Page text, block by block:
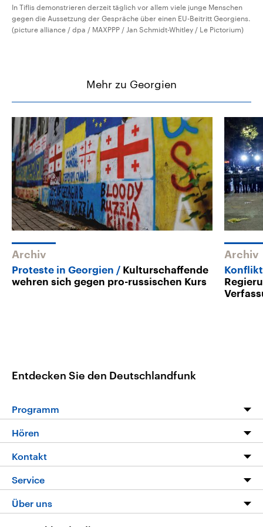
In Tiflis demonstrieren derzeit täglich vor allem viele junge Menschen
gegen die Aussetzung der Gespräche über einen EU-Beitritt Georgiens.
(picture alliance / dpa / MAXPPP / Jan Schmidt-Whitley / Le Pictorium)
Mehr zu Georgien
Archiv
Proteste in Georgien
Kulturschaffende
wehren sich gegen pro-russischen Kurs
Archiv
Entdecken Sie den Deutschlandfunk
Programm
Programm
Die Nachrichten
Nachrichtenleicht
Neue Beiträge auf dlf.de
Hören
Livestream
Podcasts
Deutschlandfunk App
Kontakt
Hörerservice
Service
FAQ
Über uns